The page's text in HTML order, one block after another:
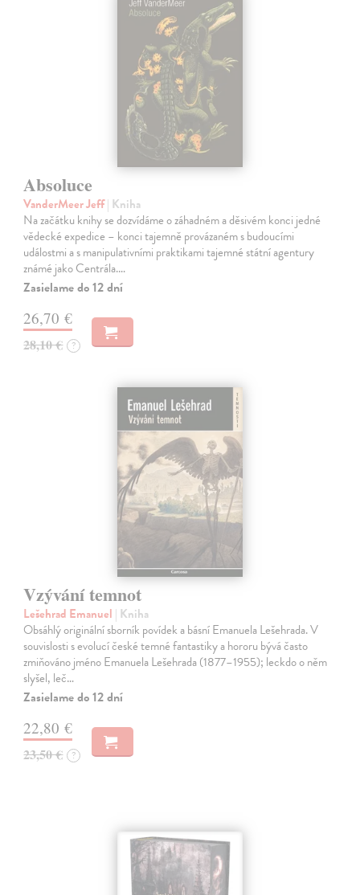
Absoluce
VanderMeer Jeff| Kniha
Na začátku knihy se dozvídáme o záhadném a děsivém konci jedné
vědecké expedice – konci tajemně provázaném s budoucími
událostmi a s manipulativními praktikami tajemné státní agentury
známé jako Centrála.…
Zasielame do 12 dní
26,70 €
28,10 € ?
Vzývání temnot
Lešehrad Emanuel | Kniha
Obsáhlý originální sborník povídek a básní Emanuela Lešehrada. V
souvislosti s evolucí české temné fantastiky a hororu bývá často
zmiňováno jméno Emanuela Lešehrada (1877–1955); leckdo o něm
slyšel, leč…
Zasielame do 12 dní
22,80 €
23,50 € ?